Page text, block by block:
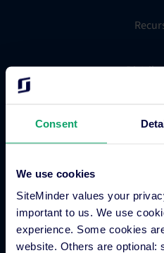
Consent
We use cookies
SiteMinder values your
important to us. We use
experience. Some cookies
website. Others are optional:
Grupos
Vídeos